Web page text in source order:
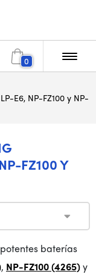
0
E6, NP-FZ100 y NP-
FZ100 Y
baterías
, NP-FZ100 (4265)y